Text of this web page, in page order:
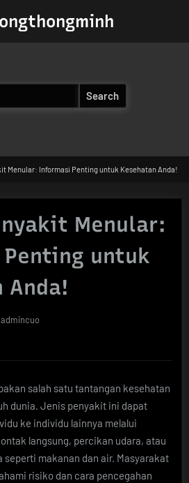
Menular: Informasi Penting untuk Kesehatan Anda!
Menular:
untuk
Anda!
By
admincuo
salah satu tantangan kesehatan
dunia. Jenis penyakit ini dapat
ke individu lainnya melalui
langsung, percikan udara, atau
seperti makanan dan air. Masyarakat
risiko dan cara pencegahan